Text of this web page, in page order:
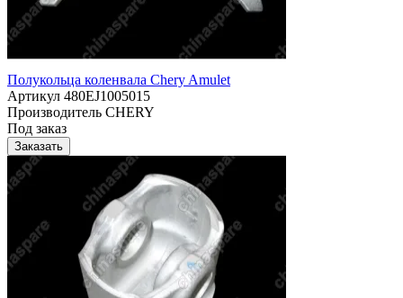
Полукольца коленвала Chery Amulet
Артикул 480EJ1005015
Производитель CHERY
Под заказ
Заказать